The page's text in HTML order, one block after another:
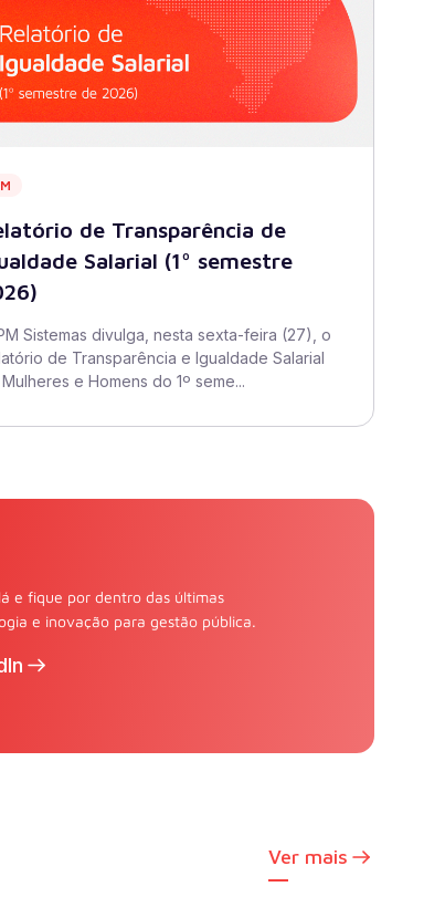
de Transparência de
Salarial (1º semestre
Sistemas divulga, nesta sexta-feira (27), o
de Transparência e Igualdade Salarial
e Homens do 1º seme...
e fique por dentro das últimas
e inovação para gestão pública.
Ver mais